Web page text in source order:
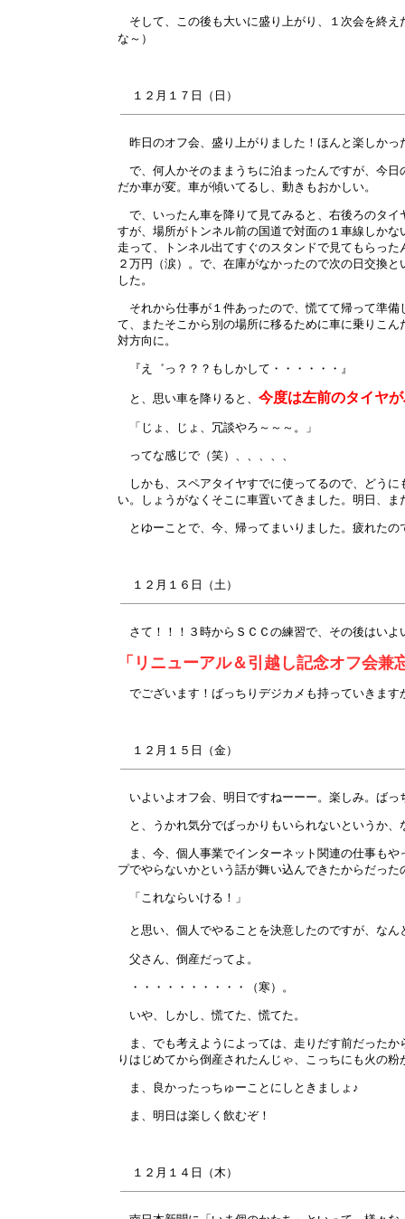
そして、この後も大いに盛り上がり、１次会を終え
な～）
１２月 １７ 日（日）
昨日のオフ会、盛り上がりました！ほんと楽しかっ
で、何人かそのままうちに泊まったんですが、今日
だか車が変。車が傾いてるし、動きもおかしい。
で、いったん車を降りて見てみると、右後ろのタイ
すが、場所がトンネル前の国道で対面の１車線しか
走って、トンネル出てすぐのスタンドで見てもらっ
２万円（涙）。で、在庫がなかったので次の日交換
した。
それから仕事が１件あったので、慌てて帰って準備
て、またそこから別の場所に移るために車に乗りこ
対方向に。
『え゛っ？？？もしかして・・・・・・』
と、思い車を降りると、 今度は左前のタイヤ
「じょ、じょ、冗談やろ～～～。」
ってな感じで（笑）、、、、、
しかも、スペアタイヤすでに使ってるので、どうに
い。しょうがなくそこに車置いてきました。明日、ま
とゆーことで、今、帰ってまいりました。疲れた
１２月 １６ 日（土）
さて！！！３時からＳＣＣの練習で、その後はいよ
「リニューアル＆引越し記念オフ会兼
でございます！ばっちりデジカメも持っていきます
１２月 １５ 日（金）
いよいよオフ会、明日ですねーーー。楽しみ。ばっ
と、うかれ気分でばっかりもいられないというか、
ま、今、個人事業でインターネット関連の仕事もや
プでやらないかという話が舞い込んできたからだっ
「これならいける！」
と思い、個人でやることを決意したのですが、なん
父さん、倒産だってよ。
・・・・・・・・・・（寒）。
いや、しかし、慌てた、慌てた。
ま、でも考えようによっては、走りだす前だったか
りはじめてから倒産されたんじゃ、こっちにも火の
ま、良かったっちゅーことにしときましょ♪
ま、明日は楽しく飲むぞ！
１２月 １４ 日（木）